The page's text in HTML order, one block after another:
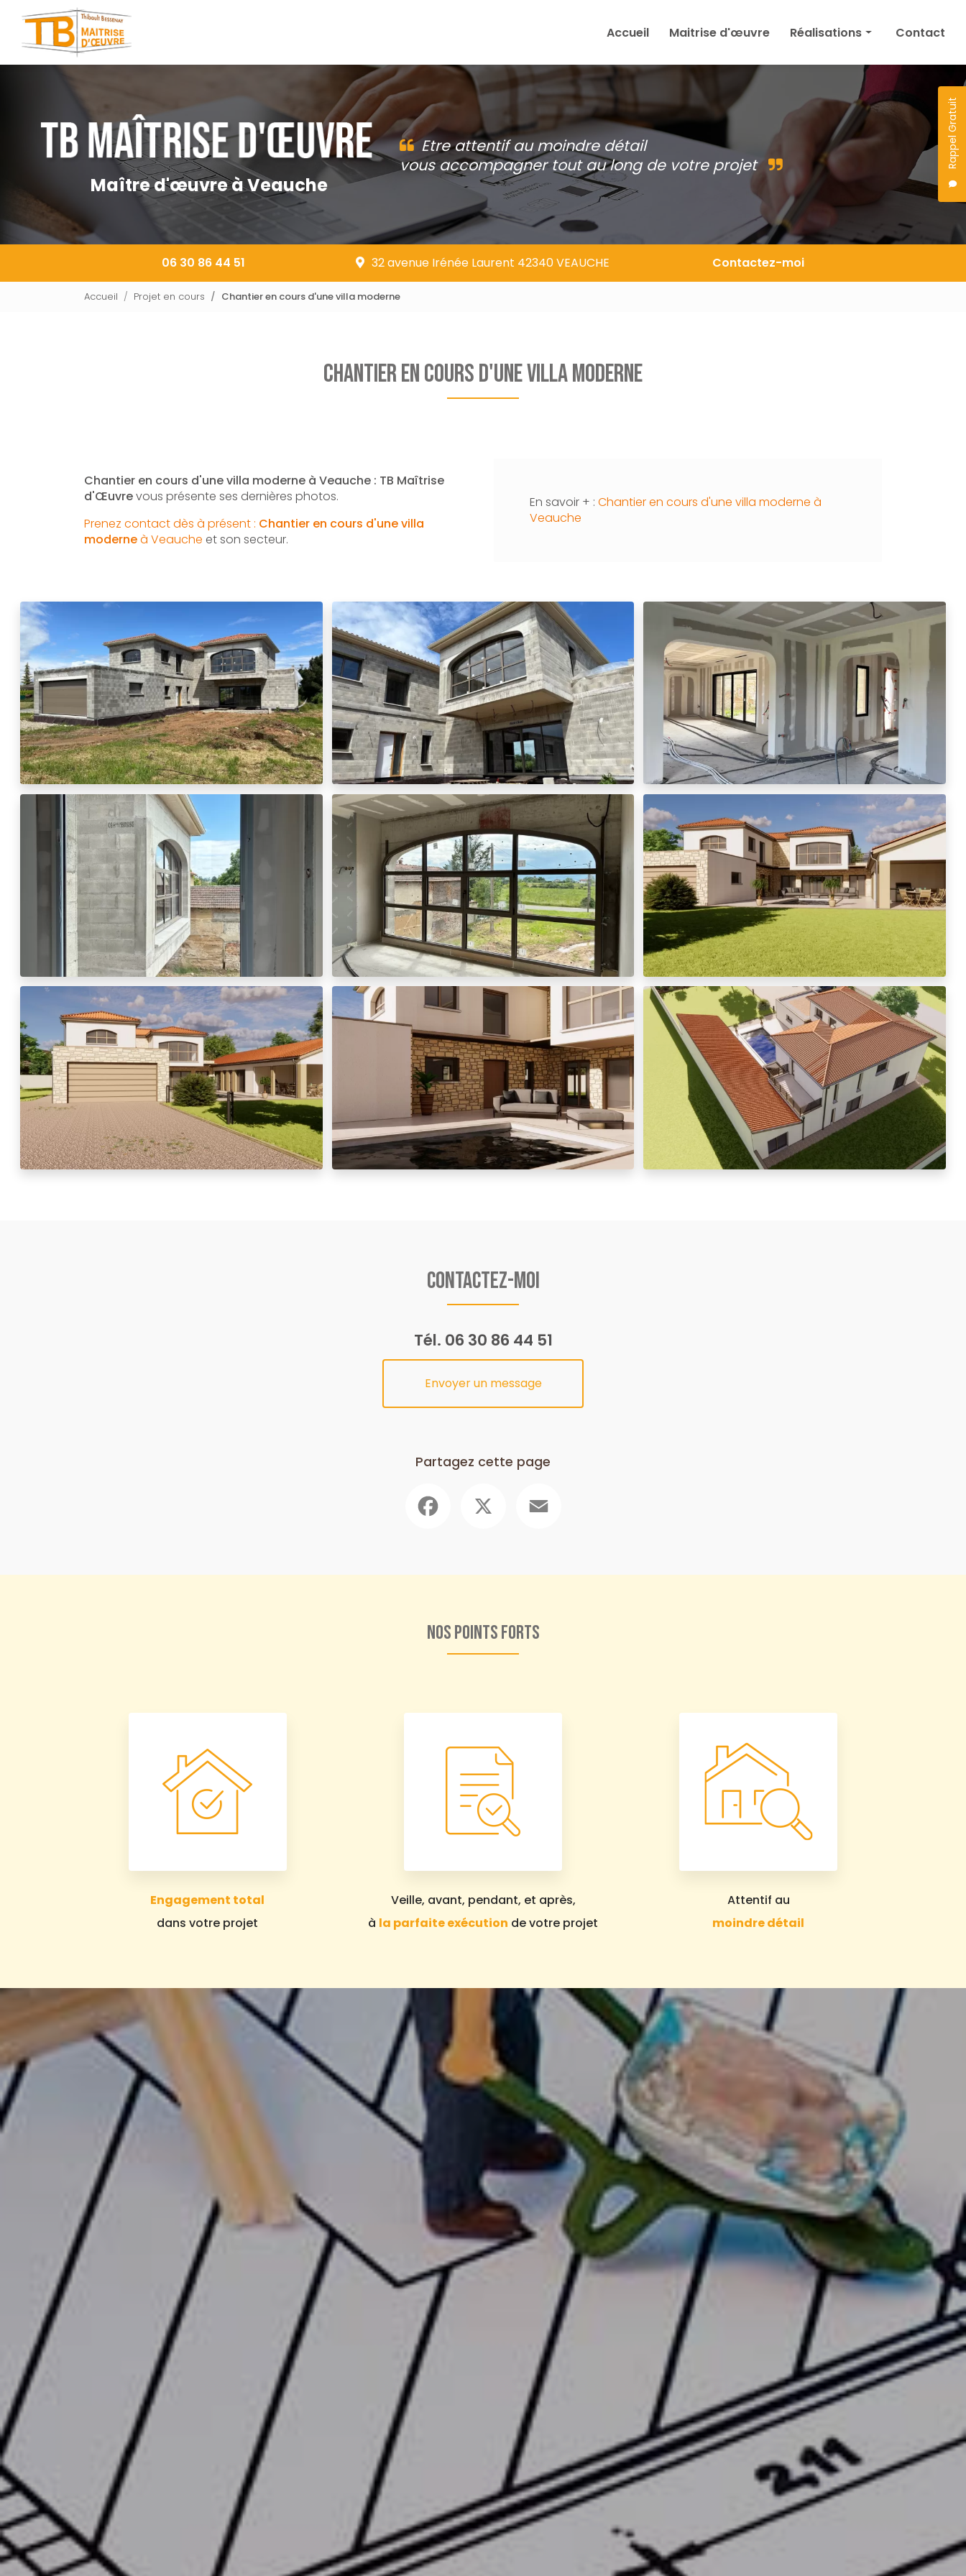
contenu
principal
Rappel Gratuit
Accueil
Maitrise d'œuvre Réalisations
Agrandissement
Permis de construire
Autres
Projet en cours
Contact
Maître d'œuvre à Veauche
Etre attentif au moindre détail
vous accompagner tout au long de votre projet
06 30 86 44 51 32 avenue Irénée Laurent 42340 VEAUCHE Contactez-moi
Accueil Projet en cours Chantier en cours d'une villa moderne
Chantier en cours d'une villa moderne
Chantier en cours d'une villa moderne à Veauche : TB Maîtrise
d'Œuvrevous présente ses dernières photos.
Prenez contact dès à présent : Chantier en cours d'une villa
moderneà Veauche et son secteur.
En savoir + : Chantier en cours d'une villa moderne à
Veauche
Contactez-moi
Tél. 06 30 86 44 51
Envoyer un message
Partagez cette page
Nos points forts
Engagement total
dans votre projet
Veille, avant, pendant, et après,
à la parfaite exécution de votre projet
Attentif au
moindre détail